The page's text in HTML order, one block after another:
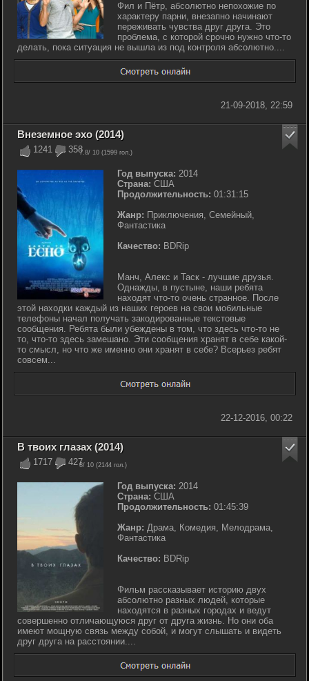
Фил и Пётр, абсолютно непохожие по
характеру парни, внезапно начинают
переживать чувства друг друга. Это
проблема, с которой срочно нужно что-то
делать, пока ситуация не вышла из под контроля абсолютно....
21-09-2018, 22:59
1241 3587.8/ 10 (1599 гол.)
Внеземное эхо (2014)
Год выпуска: 2014
Страна: США
Продолжительность: 01:31:15
Жанр: Приключения, Семейный,
Фантастика
Качество: BDRip
Манч, Алекс и Таск - лучшие друзья.
Однажды, в пустыне, наши ребята
находят что-то очень странное. После
этой находки каждый из наших героев на свои мобильные
телефоны начал получать закодированные текстовые
сообщения. Ребята были убеждены в том, что здесь что-то не
то, что-то здесь замешано. Эти сообщения хранят в себе какой-
то смысл, но что же именно они хранят в себе? Всерьез ребят
совсем...
22-12-2016, 00:22
1717 427
8/ 10 (2144 гол.)
В твоих глазах (2014)
Год выпуска: 2014
Страна: США
Продолжительность: 01:45:39
Жанр: Драма, Комедия, Мелодрама,
Фантастика
Качество: BDRip
Фильм рассказывает историю двух
абсолютно разных людей, которые
находятся в разных городах и ведут
совершенно отличающуюся друг от друга жизнь. Но они оба
имеют мощную связь между собой, и могут слышать и видеть
друг друга на расстоянии....